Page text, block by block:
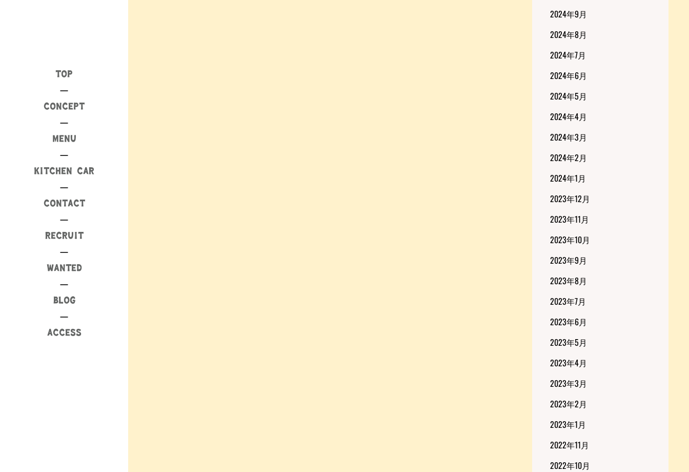
TOP
CONCEPT
MENU
KITCHEN CAR
CONTACT
RECRUIT
WANTED
BLOG
ACCESS
2024年9月
2024年8月
2024年7月
2024年6月
2024年5月
2024年4月
2024年3月
2024年2月
2024年1月
2023年12月
2023年11月
2023年10月
2023年9月
2023年8月
2023年7月
2023年6月
2023年5月
2023年4月
2023年3月
2023年2月
2023年1月
2022年11月
2022年10月